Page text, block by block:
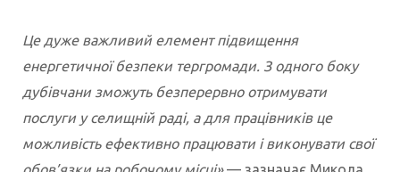
Це дуже важливий елемент підвищення
енергетичної безпеки тергромади. З одного боку
дубівчани зможуть безперервно отримувати
послуги у селищній раді, а для працівників це
можливість ефективно працювати і виконувати свої